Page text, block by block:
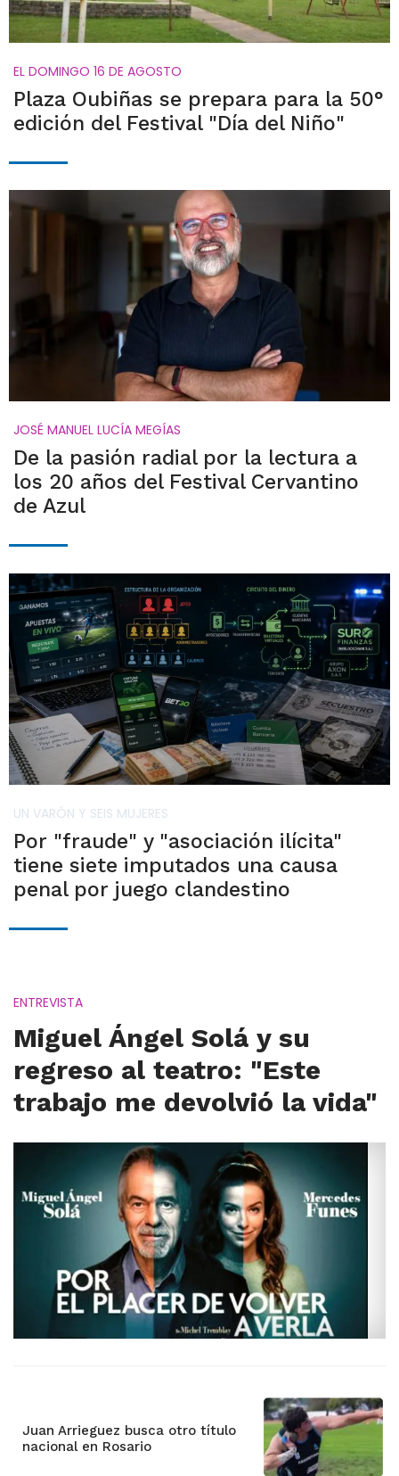
EL DOMINGO 16 DE AGOSTO
Plaza Oubiñas se prepara para la 50°
edición del Festival "Día del Niño"
JOSÉ MANUEL LUCÍA MEGÍAS
De la pasión radial por la lectura a
los 20 años del Festival Cervantino
de Azul
UN VARÓN Y SEIS MUJERES
Por "fraude" y "asociación ilícita"
tiene siete imputados una causa
penal por juego clandestino
ENTREVISTA
Miguel Ángel Solá y su
regreso al teatro: "Este
trabajo me devolvió la vida"
Juan Arrieguez busca otro título
nacional en Rosario